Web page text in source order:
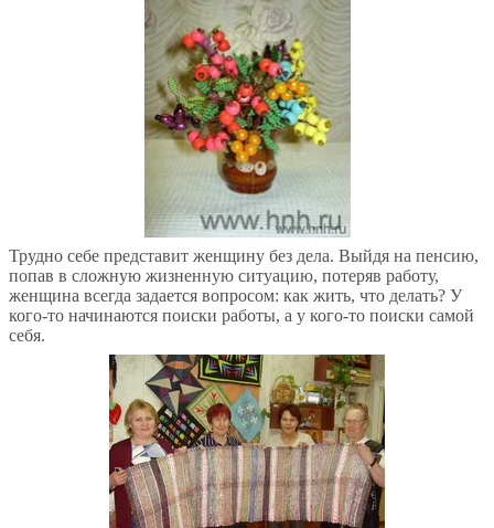
Трудно себе представит женщину без дела. Выйдя на пенсию,
попав в сложную жизненную ситуацию, потеряв работу,
женщина всегда задается вопросом: как жить, что делать? У
кого-то начинаются поиски работы, а у кого-то поиски самой
себя.